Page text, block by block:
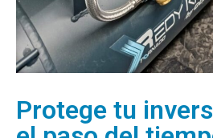
Protege tu